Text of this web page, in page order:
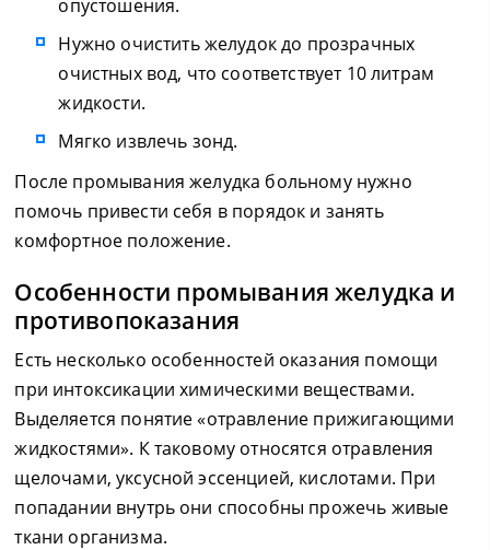
опустошения.
Нужно очистить желудок до прозрачных
очистных вод, что соответствует 10 литрам
жидкости.
Мягко извлечь зонд.
После промывания желудка больному нужно
помочь привести себя в порядок и занять
комфортное положение.
Особенности промывания желудка и
противопоказания
Есть несколько особенностей оказания помощи
при интоксикации химическими веществами.
Выделяется понятие «отравление прижигающими
жидкостями». К таковому относятся отравления
щелочами, уксусной эссенцией, кислотами. При
попадании внутрь они способны прожечь живые
ткани организма.